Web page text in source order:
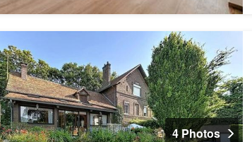
4 Photos